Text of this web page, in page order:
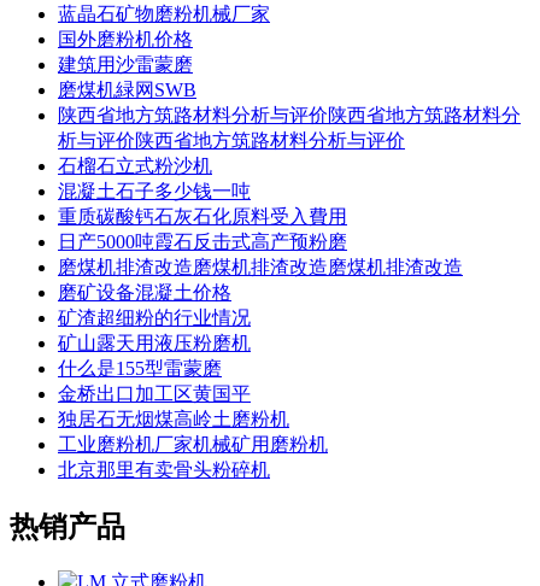
蓝晶石矿物磨粉机械厂家
国外磨粉机价格
建筑用沙雷蒙磨
磨煤机緑网SWB
陕西省地方筑路材料分析与评价陕西省地方筑路材料分
析与评价陕西省地方筑路材料分析与评价
石榴石立式粉沙机
混凝土石子多少钱一吨
重质碳酸钙石灰石化原料受入費用
日产5000吨霞石反击式高产预粉磨
磨煤机排渣改造磨煤机排渣改造磨煤机排渣改造
磨矿设备混凝土价格
矿渣超细粉的行业情况
矿山露天用液压粉磨机
什么是155型雷蒙磨
金桥出口加工区黄国平
独居石无烟煤高岭土磨粉机
工业磨粉机厂家机械矿用磨粉机
北京那里有卖骨头粉碎机
热销产品